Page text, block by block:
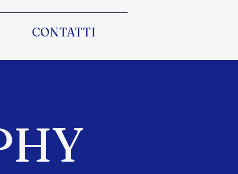
CONTATTI